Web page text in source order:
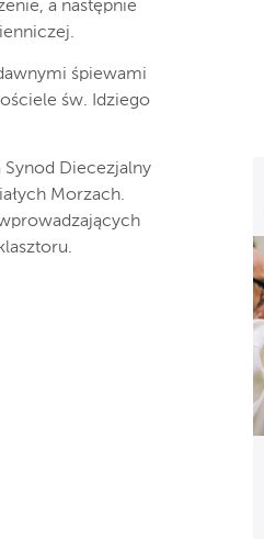
a następnie
śpiewami
św. Idziego
Synod Diecezjalny
Morzach.